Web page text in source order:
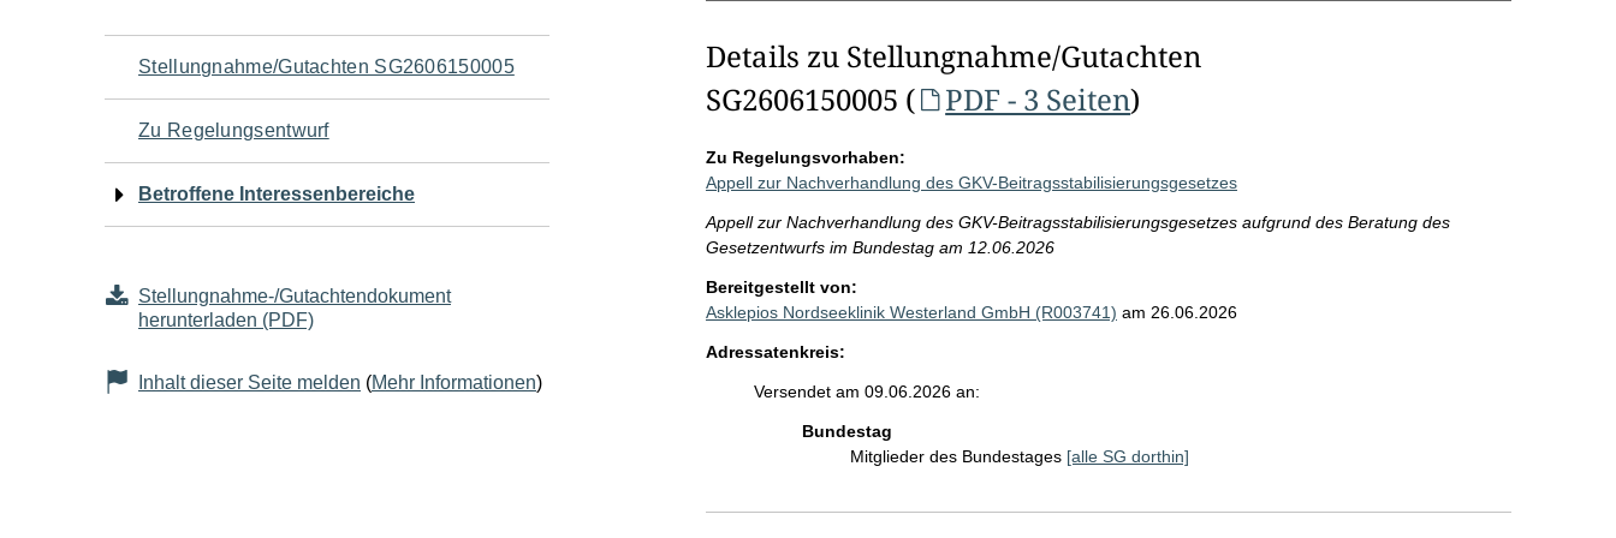
Navigation
für
den
Seiteninhalt
Stellungnahme/Gutachten SG2606150005
Zu Regelungsentwurf
Betroffene Interessenbereiche
Stellungnahme-/Gutachtendokument
herunterladen (PDF)
Inhalt dieser Seite melden (Mehr Informationen)
Details zu Stellungnahme/Gutachten
SG2606150005 (
PDF - 3 Seiten)
Zu Regelungsvorhaben:
Appell zur Nachverhandlung des GKV-Beitragsstabilisierungsgesetzes
Appell zur Nachverhandlung des GKV-Beitragsstabilisierungsgesetzes aufgrund des Beratung des
Gesetzentwurfs im Bundestag am 12.06.2026
Bereitgestellt von:
Asklepios Nordseeklinik Westerland GmbH (R003741) am 26.06.2026
Adressatenkreis:
Versendet am 09.06.2026 an:
Bundestag
Mitglieder des Bundestages [alle SG dorthin]